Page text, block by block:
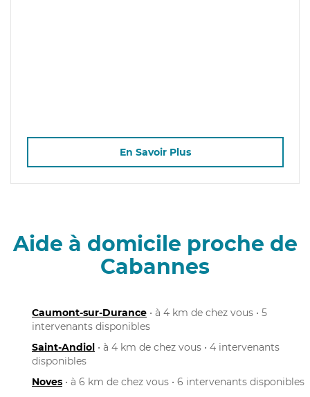
En Savoir Plus
Aide à domicile proche de
Cabannes
Caumont-sur-Durance • à 4 km de chez vous • 5
intervenants disponibles
Saint-Andiol • à 4 km de chez vous • 4 intervenants
disponibles
Noves • à 6 km de chez vous • 6 intervenants disponibles